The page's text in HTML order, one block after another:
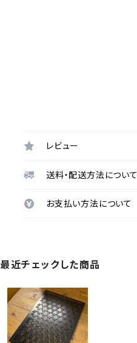
レビュー
送料・配送方法について
お支払い方法について
最近チェックした商品